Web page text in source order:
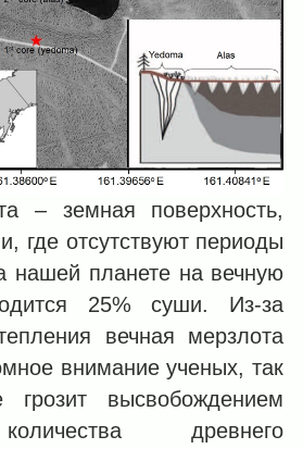
– земная поверхность,
где отсутствуют периоды
нашей планете на вечную
25% суши. Из-за
вечная мерзлота
внимание ученых, так
высвобождением
древнего